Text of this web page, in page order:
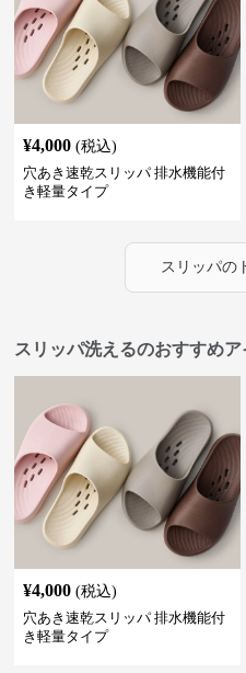
¥4,000 (税込)
穴あき速乾スリッパ 排水機能付
き軽量タイプ
スリッパの
スリッパ洗えるのおすすめア
¥4,000 (税込)
穴あき速乾スリッパ 排水機能付
き軽量タイプ